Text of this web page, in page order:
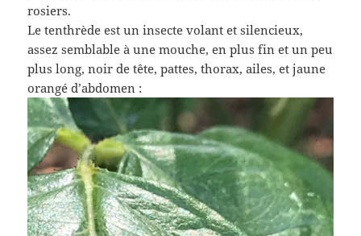
rosiers.
Le tenthrède est un insecte volant et silencieux,
assez semblable à une mouche, en plus fin et un peu
plus long, noir de tête, pattes, thorax, ailes, et jaune
orangé d’abdomen :